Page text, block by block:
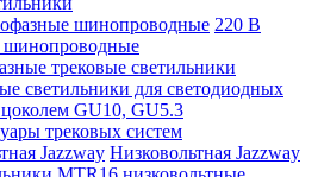
220 B
трековые светильники
светильники для светодиодных
GU10, GU5.3
трековых систем
Низковольтная Jazzway